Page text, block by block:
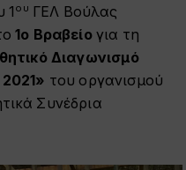
1 ου ΓΕΛ Βούλας
1ο Βραβείογια τη
Διαγωνισμό
του οργανισμού
Συνέδρια